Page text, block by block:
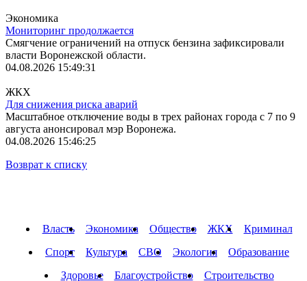
Экономика
Мониторинг продолжается
Смягчение ограничений на отпуск бензина зафиксировали
власти Воронежской области.
04.08.2026 15:49:31
ЖКХ
Для снижения риска аварий
Масштабное отключение воды в трех районах города с 7 по 9
августа анонсировал мэр Воронежа.
04.08.2026 15:46:25
Возврат к списку
Власть Экономика Общество ЖКХ
Криминал
Спорт
Культура СВО Экология
Образование
Здоровье
Благоустройство Строительство